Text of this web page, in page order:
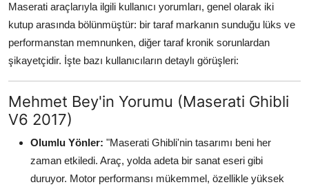
Maserati araçlarıyla ilgili kullanıcı yorumları, genel olarak iki
kutup arasında bölünmüştür: bir taraf markanın sunduğu lüks ve
performanstan memnunken, diğer taraf kronik sorunlardan
şikayetçidir. İşte bazı kullanıcıların detaylı görüşleri:
Mehmet Bey'in Yorumu (Maserati Ghibli
V6 2017)
Olumlu Yönler: "Maserati Ghibli'nin tasarımı beni her
zaman etkiledi. Araç, yolda adeta bir sanat eseri gibi
duruyor. Motor performansı mükemmel, özellikle yüksek